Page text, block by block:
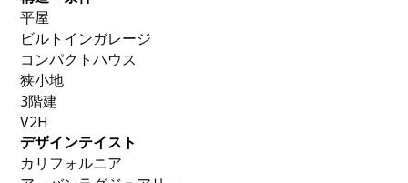
平屋
ビルトインガレージ
コンパクトハウス
狭小地
3階建
V2H
デザインテイスト
カリフォルニア